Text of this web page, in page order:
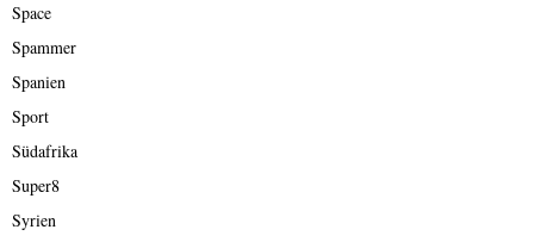
Space
Spammer
Spanien
Sport
Südafrika
Super8
Syrien